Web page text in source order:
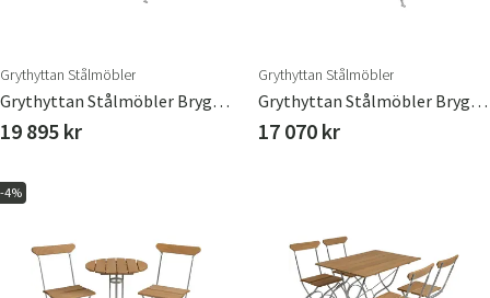
Grythyttan Stålmöbler
Grythyttan Stålmöbler Bryggerigruppe Bord & 2 Sofaer Teak
19 895 kr
Grythyttan Stålmöbler
Grythyttan Stålmöbler Bryggerigruppe Bord & 4 Stole Hvid
17 070 kr
-4%